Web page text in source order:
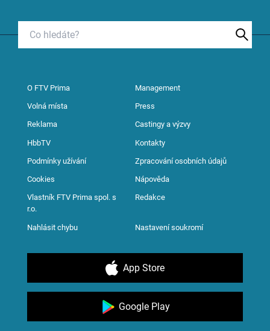
O FTV Prima Management
Volná místa Press
Reklama Castingy a výzvy
HbbTV Kontakty
Podmínky užívání Zpracování osobních údajů
Cookies Nápověda
Vlastník FTV Prima spol. s
r.o.
Redakce
Nahlásit chybu Nastavení soukromí
App Store
Google Play